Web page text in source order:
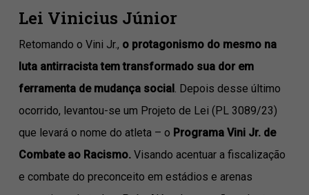
Lei Vinicius Júnior
Retomando o Vini Jr., o protagonismo do mesmo na
luta antirracista tem transformado sua dor em
ferramenta de mudança social. Depois desse último
ocorrido, levantou-se um Projeto de Lei (PL 3089/23)
que levará o nome do atleta – o Programa Vini Jr. de
Combate ao Racismo.Visando acentuar a fiscalização
e combate do preconceito em estádios e arenas